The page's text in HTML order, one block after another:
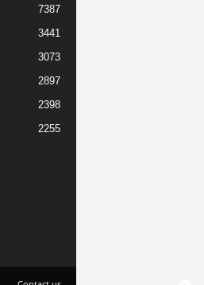
7387
3441
3073
2897
2398
2255